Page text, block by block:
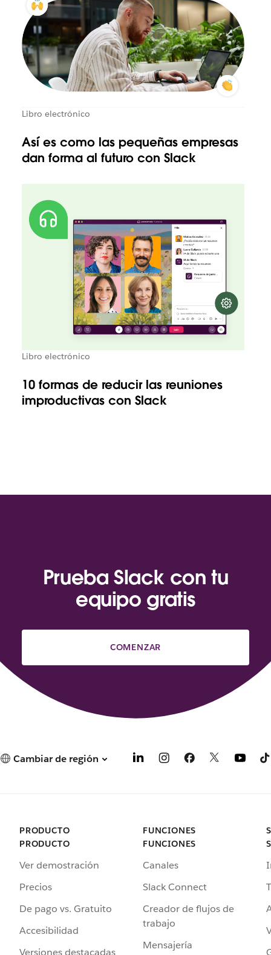
Libro electrónico
Así es como las pequeñas empresas
dan forma al futuro con Slack
Libro electrónico
10 formas de reducir las reuniones
improductivas con Slack
Prueba Slack con tu
equipo gratis
COMENZAR
Cambiar de región
PRODUCTO
PRODUCTO
Ver demostración
Precios
De pago vs. Gratuito
Accesibilidad
Versiones destacadas
FUNCIONES
FUNCIONES
Canales
Slack Connect
Creador de flujos de
trabajo
Mensajería